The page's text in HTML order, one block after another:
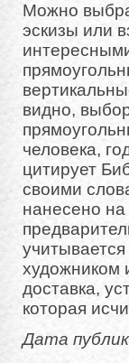
Можно
эскизы или
видно,
человека,
цитирует
своими
нанесено
художником
доставка,
которая
Дата